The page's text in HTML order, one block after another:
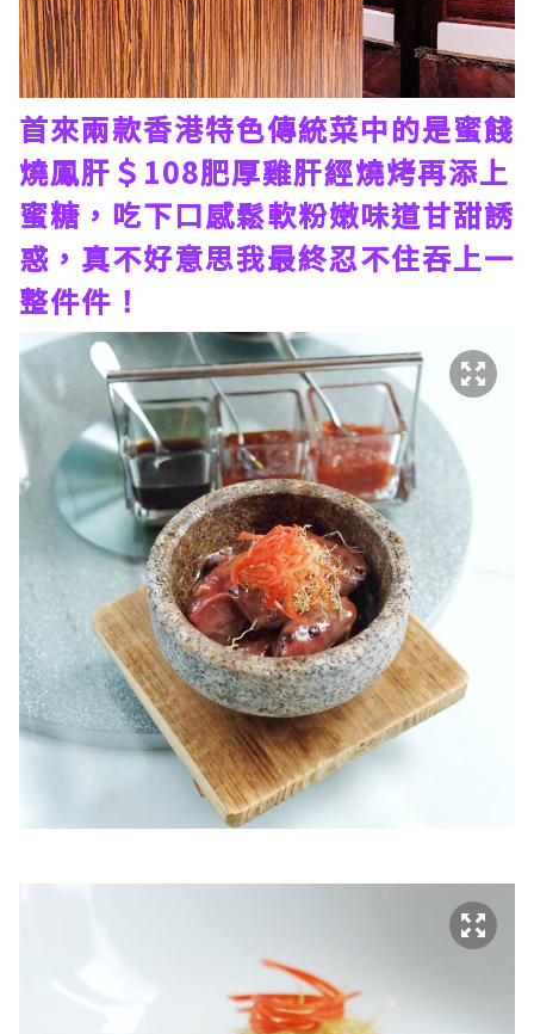
首來兩款香港特色傳統菜中的是蜜餞
燒鳳肝＄108肥厚雞肝經燒烤再添上
蜜糖，吃下口感鬆軟粉嫩味道甘甜誘
惑，真不好意思我最終忍不住吞上一
整件件！